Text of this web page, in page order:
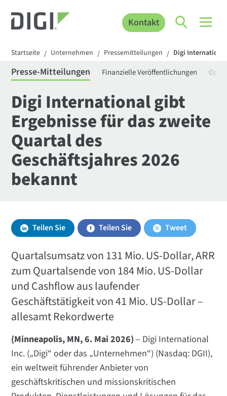
Kontakt
Startseite / Unternehmen / Pressemitteilungen / Digi
Presse-Mitteilungen Finanzielle Veröffentlichungen
Digi International gibt
Ergebnisse für das zweite
Quartal des
Geschäftsjahres 2026
bekannt
Teilen Sie Teilen Sie Tweet
Quartalsumsatz von 131 Mio. US-Dollar, ARR
zum Quartalsende von 184 Mio. US-Dollar
und Cashflow aus laufender
Geschäftstätigkeit von 41 Mio. US-Dollar –
allesamt Rekordwerte
(Minneapolis, MN, 6. Mai 2026) – Digi International
Inc. („Digi“ oder das „Unternehmen“) (Nasdaq: DGII),
ein weltweit führender Anbieter von
geschäftskritischen und missionskritischen